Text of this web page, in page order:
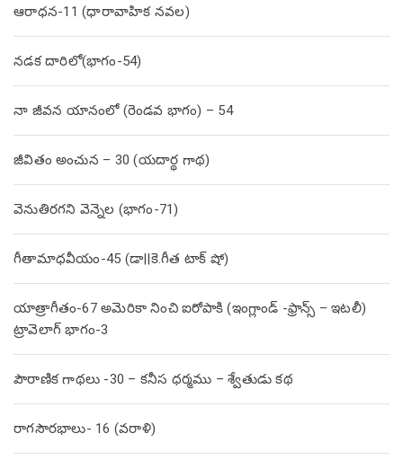
ఆరాధన-11 (ధారావాహిక నవల)
నడక దారిలో(భాగం-54)
నా జీవన యానంలో (రెండవ భాగం) – 54
జీవితం అంచున – 30 (యదార్థ గాథ)
వెనుతిరగని వెన్నెల (భాగం-71)
గీతామాధవీయం-45 (డా||కె.గీత టాక్ షో)
యాత్రాగీతం-67 అమెరికా నించి ఐరోపాకి (ఇంగ్లాండ్ -ఫ్రాన్స్ – ఇటలీ)
ట్రావెలాగ్ భాగం-3
పౌరాణిక గాథలు -30 – కనీస ధర్మము – శ్వేతుడు కథ
రాగసౌరభాలు- 16 (వరాళి)